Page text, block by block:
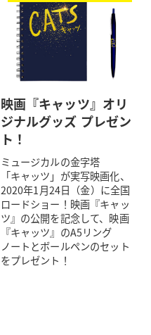
映画『キャッツ』オリ
ジナルグッズ プレゼン
ト！
ミュージカルの金字塔
「キャッツ」が実写映画化、
2020年1月24日（金）に全国
ロードショー！映画『キャッ
ツ』の公開を記念して、映画
『キャッツ』のA5リング
ノートとボールペンのセット
をプレゼント！